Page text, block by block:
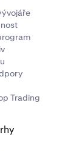
Trading